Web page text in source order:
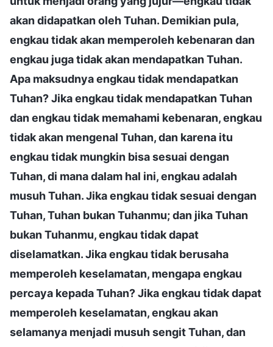
akan didapatkan oleh Tuhan. Demikian pula,
engkau tidak akan memperoleh kebenaran dan
engkau juga tidak akan mendapatkan Tuhan.
Apa maksudnya engkau tidak mendapatkan
Tuhan? Jika engkau tidak mendapatkan Tuhan
dan engkau tidak memahami kebenaran, engkau
tidak akan mengenal Tuhan, dan karena itu
engkau tidak mungkin bisa sesuai dengan
Tuhan, di mana dalam hal ini, engkau adalah
musuh Tuhan. Jika engkau tidak sesuai dengan
Tuhan, Tuhan bukan Tuhanmu; dan jika Tuhan
bukan Tuhanmu, engkau tidak dapat
diselamatkan. Jika engkau tidak berusaha
memperoleh keselamatan, mengapa engkau
percaya kepada Tuhan? Jika engkau tidak dapat
memperoleh keselamatan, engkau akan
selamanya menjadi musuh sengit Tuhan, dan